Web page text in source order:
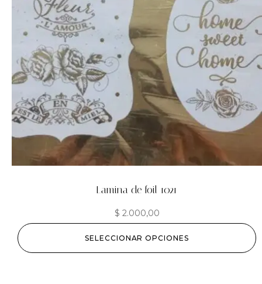
Lamina de foil 1021
$ 2.000,00
SELECCIONAR OPCIONES